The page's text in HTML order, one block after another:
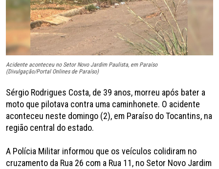
Acidente aconteceu no Setor Novo Jardim Paulista, em Paraíso
(Divulgação/Portal Onlines de Paraíso)
Sérgio Rodrigues Costa, de 39 anos, morreu após bater a
moto que pilotava contra uma caminhonete. O acidente
aconteceu neste domingo (2), em Paraíso do Tocantins, na
região central do estado.
A Polícia Militar informou que os veículos colidiram no
cruzamento da Rua 26 com a Rua 11, no Setor Novo Jardim